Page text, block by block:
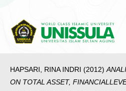
HAPSARI, RINA INDRI (2012)
ON TOTAL ASSET,